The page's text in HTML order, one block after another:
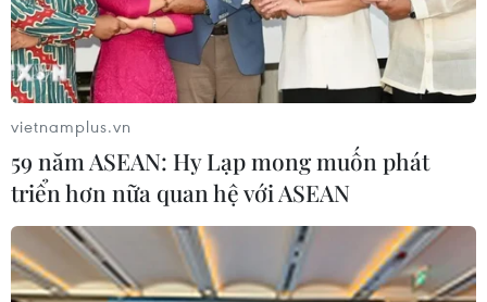
Sở hữu trí tuệ
Quy định sử dụng
RSS
Hỗ trợ
Ngôn ngữ
TTXVN
Dịch vụ tin
Liên hệ
Giấy phép số: 1374/GP-BTTTT do Bộ Thông tin và Truyền thông
vietnamplus.vn
59 năm ASEAN: Hy Lạp mong muốn phát
triển hơn nữa quan hệ với ASEAN